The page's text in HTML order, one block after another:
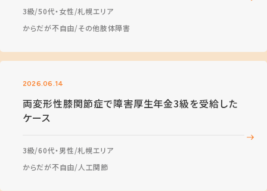
3級 50代・女性 札幌エリア
からだが不自由 その他肢体障害
2026.06.14
両変形性膝関節症で障害厚生年金3級を受給した
ケース
3級 60代・男性 札幌エリア
からだが不自由 人工関節